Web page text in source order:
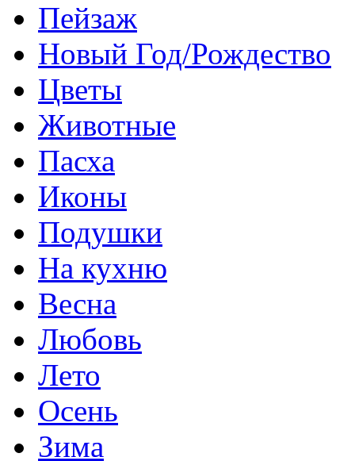
Пейзаж
Новый Год/Рождество
Цветы
Животные
Пасха
Иконы
Подушки
На кухню
Весна
Любовь
Лето
Осень
Зима